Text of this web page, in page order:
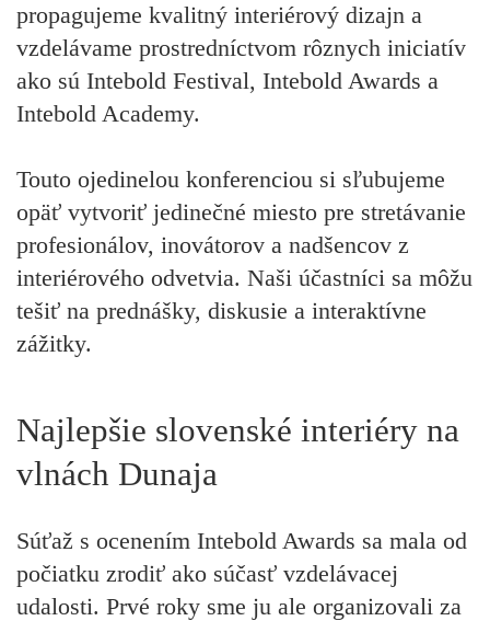
propagujeme kvalitný interiérový dizajn a
vzdelávame prostredníctvom rôznych iniciatív
ako sú Intebold Festival, Intebold Awards a
Intebold Academy.
Touto ojedinelou konferenciou si sľubujeme
opäť vytvoriť jedinečné miesto pre stretávanie
profesionálov, inovátorov a nadšencov z
interiérového odvetvia. Naši účastníci sa môžu
tešiť na prednášky, diskusie a interaktívne
zážitky.
Najlepšie slovenské interiéry na
vlnách Dunaja
Súťaž s ocenením Intebold Awards sa mala od
počiatku zrodiť ako súčasť vzdelávacej
udalosti. Prvé roky sme ju ale organizovali za